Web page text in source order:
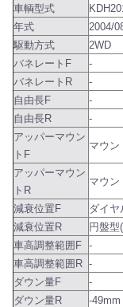
車輌型式
年式
2004/
駆動方式
2WD
バネレートF
-
バネレートR
-
自由長F
-
自由長R
-
アッパーマウン
トF
マウン
アッパーマウン
トR
マウン
減衰位置F
ダイヤ
減衰位置R
円盤
車高調整範囲F -
車高調整範囲R -
ダウン量F
-
ダウン量R
-49mm